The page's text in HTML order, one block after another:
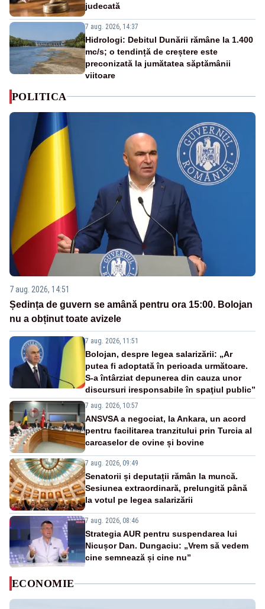
judecată
7 aug. 2026, 14:37
Hidrologi: Debitul Dunării rămâne la 1.400
mc/s; o tendință de creștere este
preconizată la jumătatea săptămânii
viitoare
POLITICA
7 aug. 2026, 14:51
Ședința de guvern se amână pentru ora 15:00. Bolojan
nu a obținut toate avizele
7 aug. 2026, 11:51
Bolojan, despre legea salarizării: „Ar
putea fi adoptată în perioada următoare.
S-a întârziat depunerea din cauza unor
discursuri iresponsabile în spaţiul public”
7 aug. 2026, 10:57
ANSVSA a negociat, la Ankara, un acord
pentru facilitarea tranzitului prin Turcia al
carcaselor de ovine și bovine
7 aug. 2026, 09:49
Senatorii și deputații rămân la muncă.
Sesiunea extraordinară, prelungită până
la votul pe legea salarizării
7 aug. 2026, 08:46
Strategia AUR pentru suspendarea lui
Nicușor Dan. Dungaciu: „Vrem să vedem
cine semnează și cine nu”
ECONOMIE